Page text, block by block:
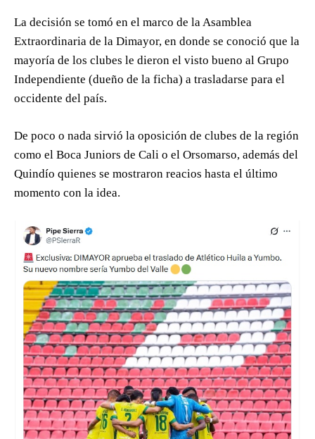
La decisión se tomó en el marco de la Asamblea
Extraordinaria de la Dimayor, en donde se conoció que la
mayoría de los clubes le dieron el visto bueno al Grupo
Independiente (dueño de la ficha) a trasladarse para el
occidente del país.
De poco o nada sirvió la oposición de clubes de la región
como el Boca Juniors de Cali o el Orsomarso, además del
Quindío quienes se mostraron reacios hasta el último
momento con la idea.